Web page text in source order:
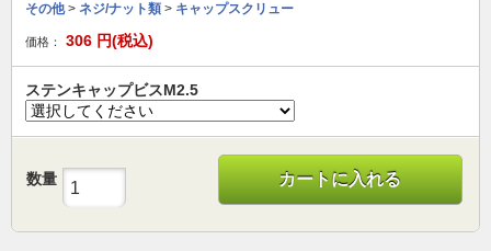
その他> ネジ/ナット類 > キャップスクリュー
価格： 306 円(税込)
ステンキャップビスM2.5
数量 カートに入れる